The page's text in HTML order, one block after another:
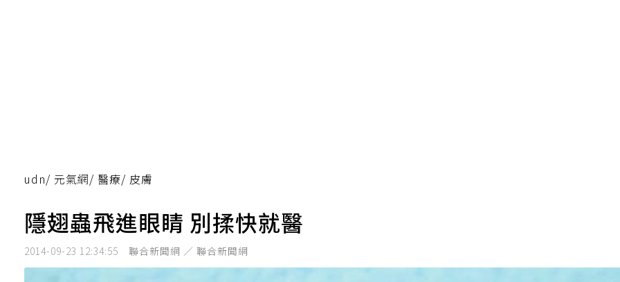
udn/ 元氣網/ 醫療/ 皮膚
隱翅蟲飛進眼睛 別揉快就醫
2014-09-23 12:34:55 聯合新聞網 ／ 聯合新聞網